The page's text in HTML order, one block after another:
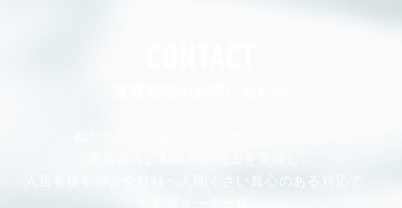
入居者様や仲介会社様へ人間くさい真心のある対応で、